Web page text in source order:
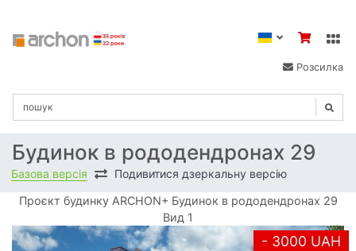
Розсилка
Будинок в рододендронах 29
Базова версія Подивитися дзеркальну версію
Проєкт будинку ARCHON+ Будинок в рододендронах 29
Вид 1
- 3000 UAH